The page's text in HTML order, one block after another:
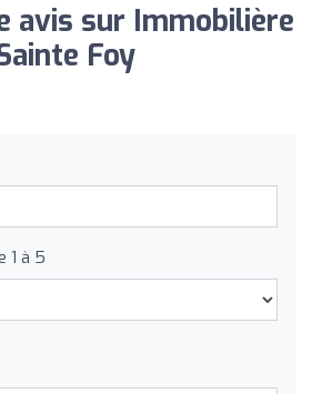
avis sur Immobilière
Foy
1 à 5